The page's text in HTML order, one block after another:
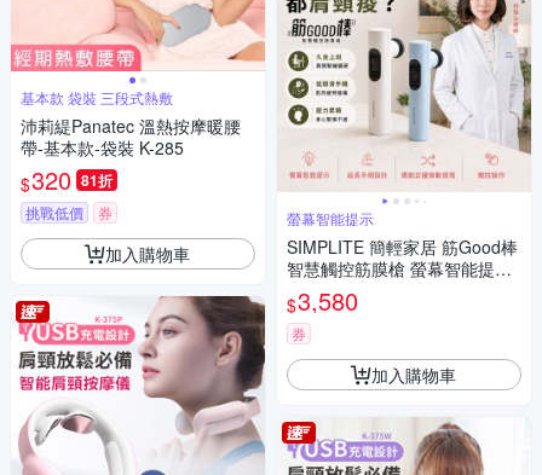
基本款 袋裝 三段式熱敷
沛莉緹Panatec 溫熱按摩暖腰
帶-基本款-袋裝 K-285
$320 81折
挑戰低價 券
加入購物車
螢幕智能提示
SIMPLITE 簡輕家居 筋Good棒
智慧觸控筋膜槍 螢幕智能提
示、五種律動情境、延長手柄
$3,580
券
加入購物車